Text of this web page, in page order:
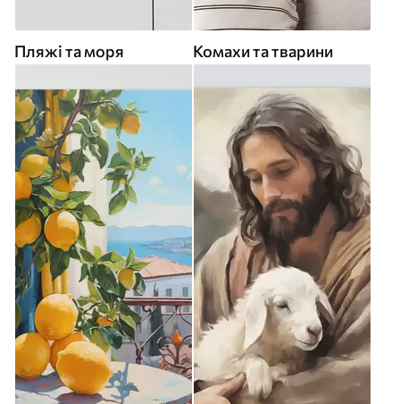
Пляжі та моря Комахи та тварини